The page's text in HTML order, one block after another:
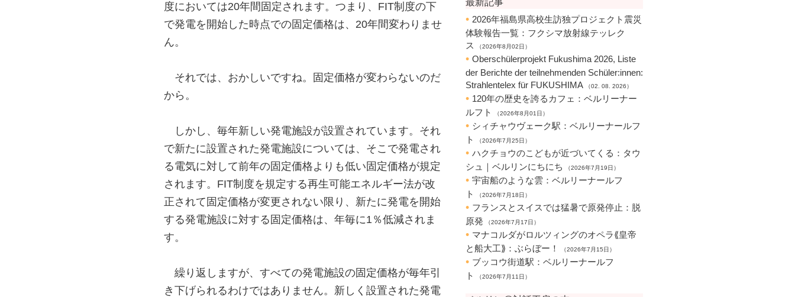
度においては20年間固定されます。つまり、FIT制度の下
で発電を開始した時点での固定価格は、20年間変わりませ
ん。
それでは、おかしいですね。固定価格が変わらないのだ
から。
しかし、毎年新しい発電施設が設置されています。それ
で新たに設置された発電施設については、そこで発電され
る電気に対して前年の固定価格よりも低い固定価格が規定
されます。FIT制度を規定する再生可能エネルギー法が改
正されて固定価格が変更されない限り、新たに発電を開始
する発電施設に対する固定価格は、年毎に1％低減されま
す。
繰り返しますが、すべての発電施設の固定価格が毎年引
き下げられるわけではありません。新しく設置された発電